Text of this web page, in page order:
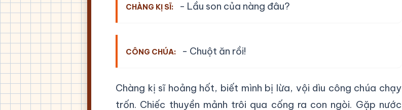
CHÀNG KỊ SĨ: - Lầu son của nàng đâu?
CÔNG CHÚA: - Chuột ăn rồi!
Chàng kị sĩ hoảng hốt, biết mình bị lừa, vội dìu công chúa chạy
trốn. Chiếc thuyền mảnh trôi qua cống ra con ngòi. Gặp nước